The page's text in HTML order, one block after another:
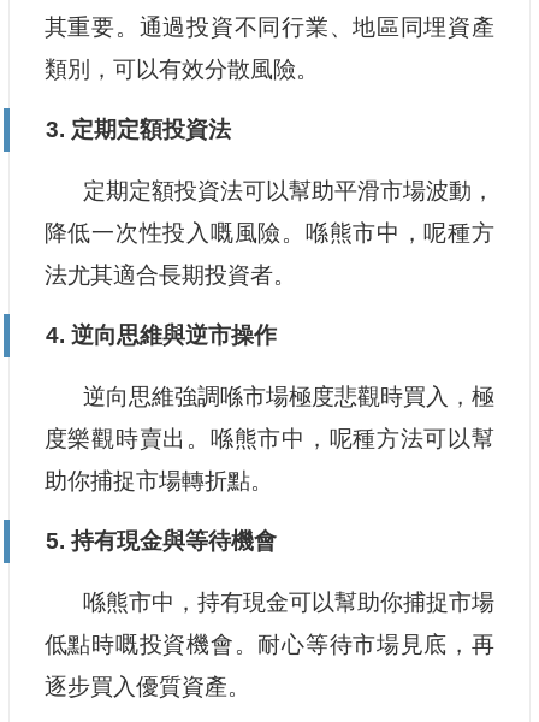
其重要。通過投資不同行業、地區同埋資產
類別，可以有效分散風險。
3. 定期定額投資法
定期定額投資法可以幫助平滑市場波動，
降低一次性投入嘅風險。喺熊市中，呢種方
法尤其適合長期投資者。
4. 逆向思維與逆市操作
逆向思維強調喺市場極度悲觀時買入，極
度樂觀時賣出。喺熊市中，呢種方法可以幫
助你捕捉市場轉折點。
5. 持有現金與等待機會
喺熊市中，持有現金可以幫助你捕捉市場
低點時嘅投資機會。耐心等待市場見底，再
逐步買入優質資產。